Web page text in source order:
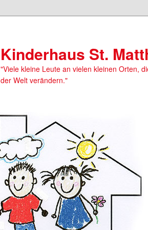
Kinderhaus St.
"Viele kleine Leute an vielen kleinen Orten,
der Welt verändern."